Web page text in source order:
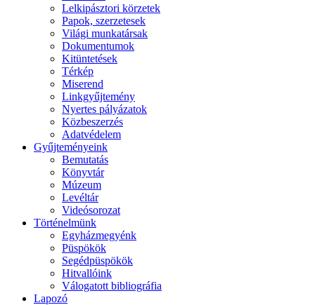
Lelkipásztori körzetek
Papok, szerzetesek
Világi munkatársak
Dokumentumok
Kitüntetések
Térkép
Miserend
Linkgyűjtemény
Nyertes pályázatok
Közbeszerzés
Adatvédelem
Gyűjteményeink
Bemutatás
Könyvtár
Múzeum
Levéltár
Videósorozat
Történelmünk
Egyházmegyénk
Püspökök
Segédpüspökök
Hitvallóink
Válogatott bibliográfia
Lapozó